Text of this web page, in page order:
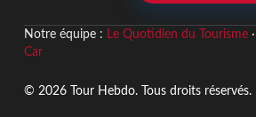
Notre équipe : Le Quotidien du Tourisme·
Car
© 2026 Tour Hebdo. Tous droits réservés.